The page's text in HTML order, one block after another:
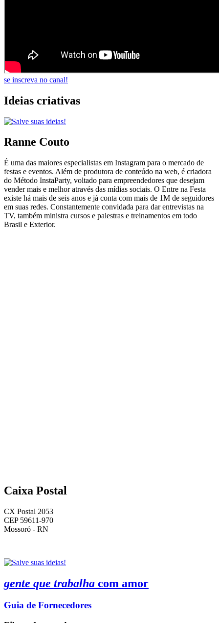
se inscreva no canal!
Ideias criativas
Ranne Couto
É uma das maiores especialistas em Instagram para o mercado de
festas e eventos. Além de produtora de conteúdo na web, é criadora
do Método InstaParty, voltado para empreendedores que desejam
vender mais e melhor através das mídias sociais. O Entre na Festa
existe há mais de seis anos e já conta com mais de 1M de seguidores
em suas redes. Constantemente convidada para dar entrevistas na
TV, também ministra cursos e palestras e treinamentos em todo
Brasil e Exterior.
Caixa Postal
CX Postal 2053
CEP 59611-970
Mossoró - RN
gente que trabalha com amor
Guia de Fornecedores